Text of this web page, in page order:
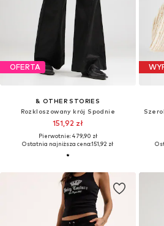
OFERTA
& OTHER STORIES
Rozkloszowany krój Spodnie
151,92 zł
Pierwotnie: 479,90 zł
Ostatnia najniższa cena:151,92 zł